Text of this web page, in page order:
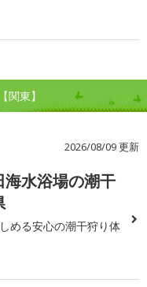
関東】
2026/08/09 更新
海水浴場の潮干
める安心の潮干狩り体